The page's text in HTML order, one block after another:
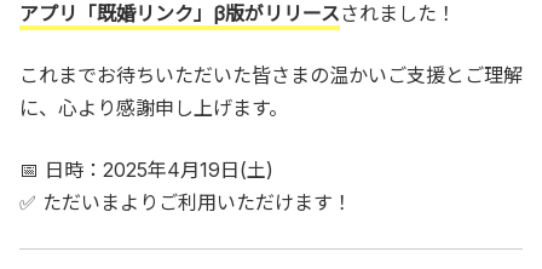
アプリ「既婚リンク」β版がリリースされました！
これまでお待ちいただいた皆さまの温かいご支援とご理解
に、心より感謝申し上げます。
📅 日時：2025年4月19日(土)
✅ ただいまよりご利用いただけます！